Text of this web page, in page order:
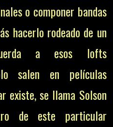
o componer bandas
hacerlo rodeado de un
a esos lofts
salen en películas
existe, se llama Solson
de este particular